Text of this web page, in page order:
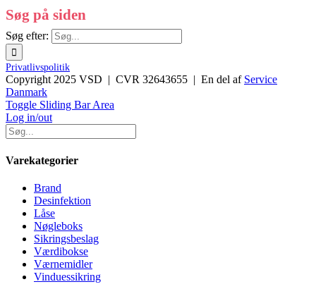
Søg på siden
Søg efter:
Privatlivspolitik
Copyright 2025 VSD | CVR 32643655 | En del af Service
Danmark
Toggle Sliding Bar Area
Log in/out
Varekategorier
Brand
Desinfektion
Låse
Nøgleboks
Sikringsbeslag
Værdibokse
Værnemidler
Vinduessikring